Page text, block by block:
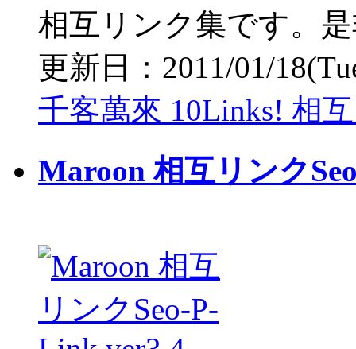
相互リンク集です。
更新日：2011/01/
千客萬來 10Links! 相
Maroon 相互リンク